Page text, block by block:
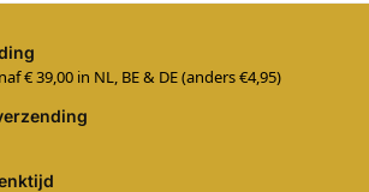
€ 39,00 in NL, BE & DE (anders €4,95)